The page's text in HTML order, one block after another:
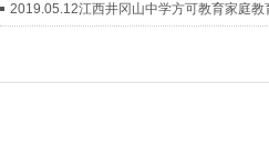
2019.05.12江西井冈山中学方可教育家庭教